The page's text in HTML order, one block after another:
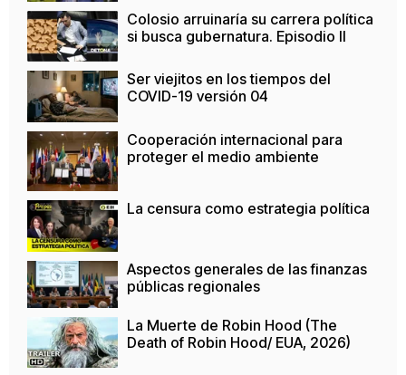
Colosio arruinaría su carrera política
si busca gubernatura. Episodio II
Ser viejitos en los tiempos del
COVID-19 versión 04
Cooperación internacional para
proteger el medio ambiente
La censura como estrategia política
Aspectos generales de las finanzas
públicas regionales
La Muerte de Robin Hood (The
Death of Robin Hood/ EUA, 2026)